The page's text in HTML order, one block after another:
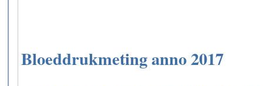
Bloeddrukmeting anno 2017